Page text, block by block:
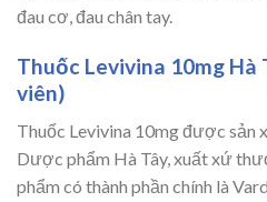
đau cơ, đau chân tay.
Thuốc Levivina 10mg Hà
viên)
Thuốc Levivina 10mg được sản
Dược phẩm Hà Tây, xuất xứ
phẩm có thành phần chính là